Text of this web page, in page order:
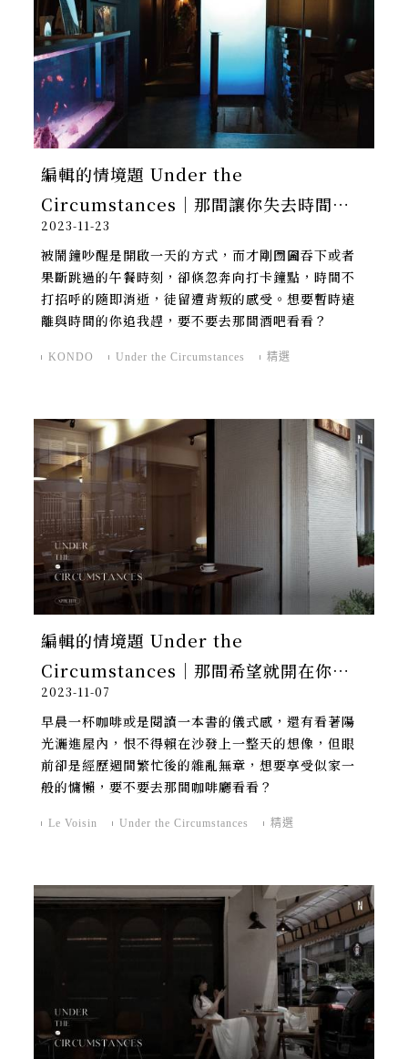
編輯的情境題 Under the
Circumstances｜那間讓你失去時間意
識的酒吧
2023-11-23
被鬧鐘吵醒是開啟一天的方式，而才剛囫圇吞下或者
果斷跳過的午餐時刻，卻倏忽奔向打卡鐘點，時間不
打招呼的隨即消逝，徒留遭背叛的感受。想要暫時遠
離與時間的你追我趕，要不要去那間酒吧看看？
KONDO Under the Circumstances 精選
編輯的情境題 Under the
Circumstances｜那間希望就開在你家
隔壁的咖啡店
2023-11-07
早晨一杯咖啡或是閱讀一本書的儀式感，還有看著陽
光灑進屋內，恨不得賴在沙發上一整天的想像，但眼
前卻是經歷週間繁忙後的雜亂無章，想要享受似家一
般的慵懶，要不要去那間咖啡廳看看？
Le Voisin Under the Circumstances 精選